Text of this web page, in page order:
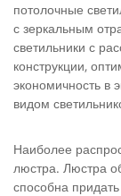
потолочные
с зеркальным
светильники с
конструкции,
экономичность в
видом
Наиболее
люстра. Люстра
способна